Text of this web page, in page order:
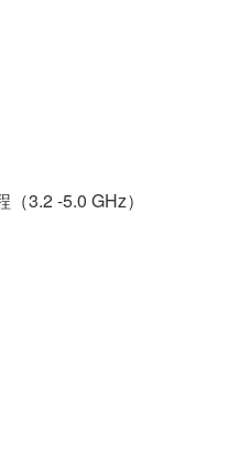
3.2 -5.0 GHz）